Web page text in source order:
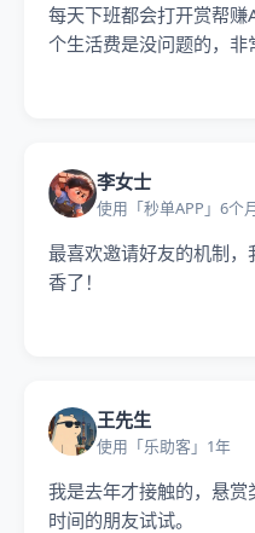
每天下班都会打开赏帮赚
个生活费是没问题的，非
李女士
使用「秒单APP」6个
最喜欢邀请好友的机制
香了！
王先生
使用「乐助客」1年
我是去年才接触的，悬
时间的朋友试试。